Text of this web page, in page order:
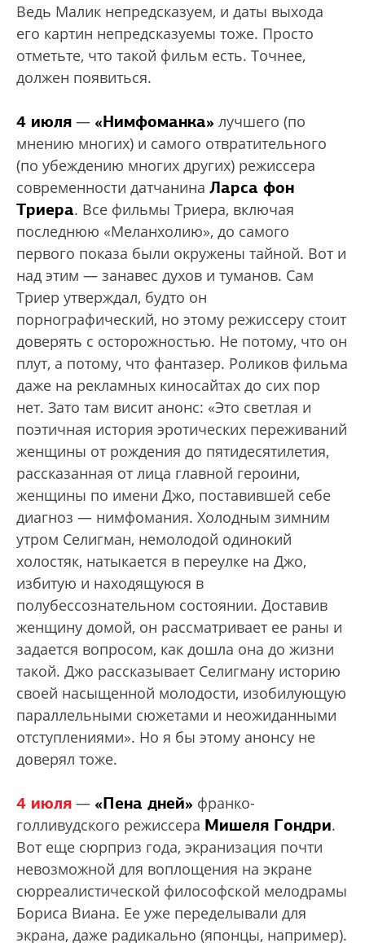
Ведь Малик непредсказуем, и даты выхода
его картин непредсказуемы тоже. Просто
отметьте, что такой фильм есть. Точнее,
должен появиться.
4 июля — «Нимфоманка» лучшего (по
мнению многих) и самого отвратительного
(по убеждению многих других) режиссера
современности датчанина Ларса фон
Триера. Все фильмы Триера, включая
последнюю «Меланхолию», до самого
первого показа были окружены тайной. Вот и
над этим — занавес духов и туманов. Сам
Триер утверждал, будто он
порнографический, но этому режиссеру стоит
доверять с осторожностью. Не потому, что он
плут, а потому, что фантазер. Роликов фильма
даже на рекламных киносайтах до сих пор
нет. Зато там висит анонс: «Это светлая и
поэтичная история эротических переживаний
женщины от рождения до пятидесятилетия,
рассказанная от лица главной героини,
женщины по имени Джо, поставившей себе
диагноз — нимфомания. Холодным зимним
утром Селигман, немолодой одинокий
холостяк, натыкается в переулке на Джо,
избитую и находящуюся в
полубессознательном состоянии. Доставив
женщину домой, он рассматривает ее раны и
задается вопросом, как дошла она до жизни
такой. Джо рассказывает Селигману историю
своей насыщенной молодости, изобилующую
параллельными сюжетами и неожиданными
отступлениями». Но я бы этому анонсу не
доверял тоже.
4 июля — «Пена дней» франко-
голливудского режиссера Мишеля Гондри.
Вот еще сюрприз года, экранизация почти
невозможной для воплощения на экране
сюрреалистической философской мелодрамы
Бориса Виана. Ее уже переделывали для
экрана, даже радикально (японцы, например).